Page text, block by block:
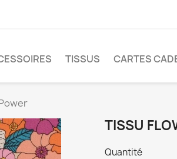
TISSUS CARTES
TISSU
Quantité